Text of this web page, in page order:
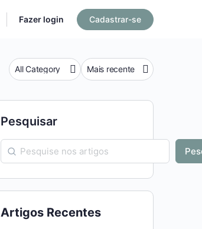
Fazer login Cadastrar-se
Categoria
Sort
Pesquisar
Artigos Recentes